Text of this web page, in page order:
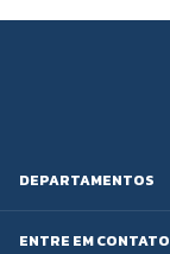
DEPARTAMENTOS
ENTRE EM CONTATO